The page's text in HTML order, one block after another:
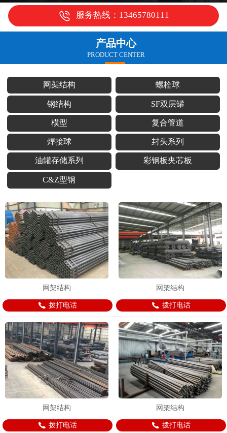
1 3
服务热线：13465780111
产品中心
PRODUCT CENTER
网架结构 螺栓球
钢结构 SF双层罐
模型 复合管道
焊接球 封头系列
油罐存储系列 彩钢板夹芯板
C&Z型钢
网架结构
拨打电话
网架结构
拨打电话
网架结构
拨打电话
网架结构
拨打电话